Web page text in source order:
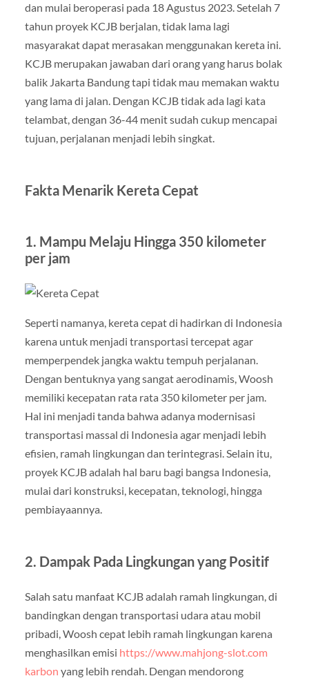
dan mulai beroperasi pada 18 Agustus 2023. Setelah 7
tahun proyek KCJB berjalan, tidak lama lagi
masyarakat dapat merasakan menggunakan kereta ini.
KCJB merupakan jawaban dari orang yang harus bolak
balik Jakarta Bandung tapi tidak mau memakan waktu
yang lama di jalan. Dengan KCJB tidak ada lagi kata
telambat, dengan 36-44 menit sudah cukup mencapai
tujuan, perjalanan menjadi lebih singkat.
Fakta Menarik Kereta Cepat
1. Mampu Melaju Hingga 350 kilometer
per jam
Seperti namanya, kereta cepat di hadirkan di Indonesia
karena untuk menjadi transportasi tercepat agar
memperpendek jangka waktu tempuh perjalanan.
Dengan bentuknya yang sangat aerodinamis, Woosh
memiliki kecepatan rata rata 350 kilometer per jam.
Hal ini menjadi tanda bahwa adanya modernisasi
transportasi massal di Indonesia agar menjadi lebih
efisien, ramah lingkungan dan terintegrasi. Selain itu,
proyek KCJB adalah hal baru bagi bangsa Indonesia,
mulai dari konstruksi, kecepatan, teknologi, hingga
pembiayaannya.
2. Dampak Pada Lingkungan yang Positif
Salah satu manfaat KCJB adalah ramah lingkungan, di
bandingkan dengan transportasi udara atau mobil
pribadi, Woosh cepat lebih ramah lingkungan karena
menghasilkan emisi https://www.mahjong-slot.com
karbon yang lebih rendah. Dengan mendorong